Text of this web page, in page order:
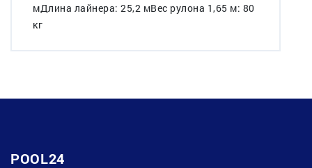
мДлина лайнера: 25,2 мВес рулона 1,65 м: 80
кг
POOL24